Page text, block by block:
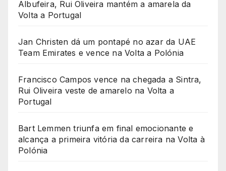
Albufeira, Rui Oliveira mantém a amarela da
Volta a Portugal
Jan Christen dá um pontapé no azar da UAE
Team Emirates e vence na Volta a Polónia
Francisco Campos vence na chegada a Sintra,
Rui Oliveira veste de amarelo na Volta a
Portugal
Bart Lemmen triunfa em final emocionante e
alcança a primeira vitória da carreira na Volta à
Polónia